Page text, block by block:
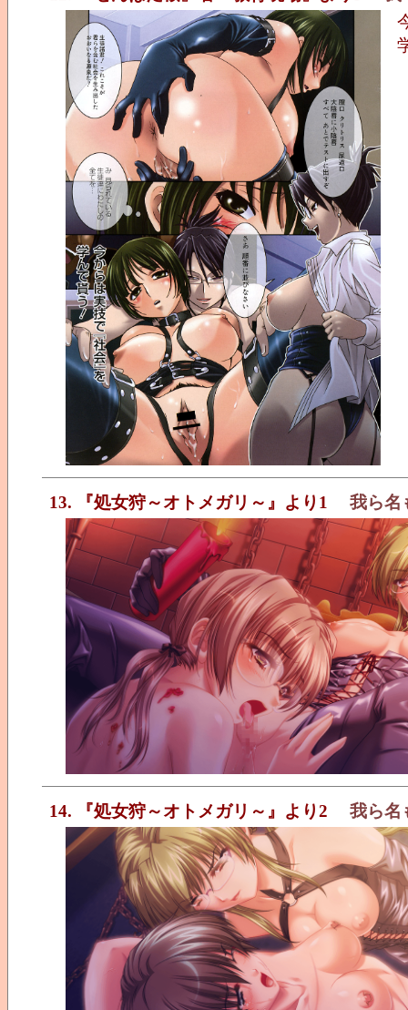
13. 『処女狩～オトメガリ～』より1 我ら名
14. 『処女狩～オトメガリ～』より2 我ら名